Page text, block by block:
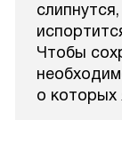
Чтобы
о которых